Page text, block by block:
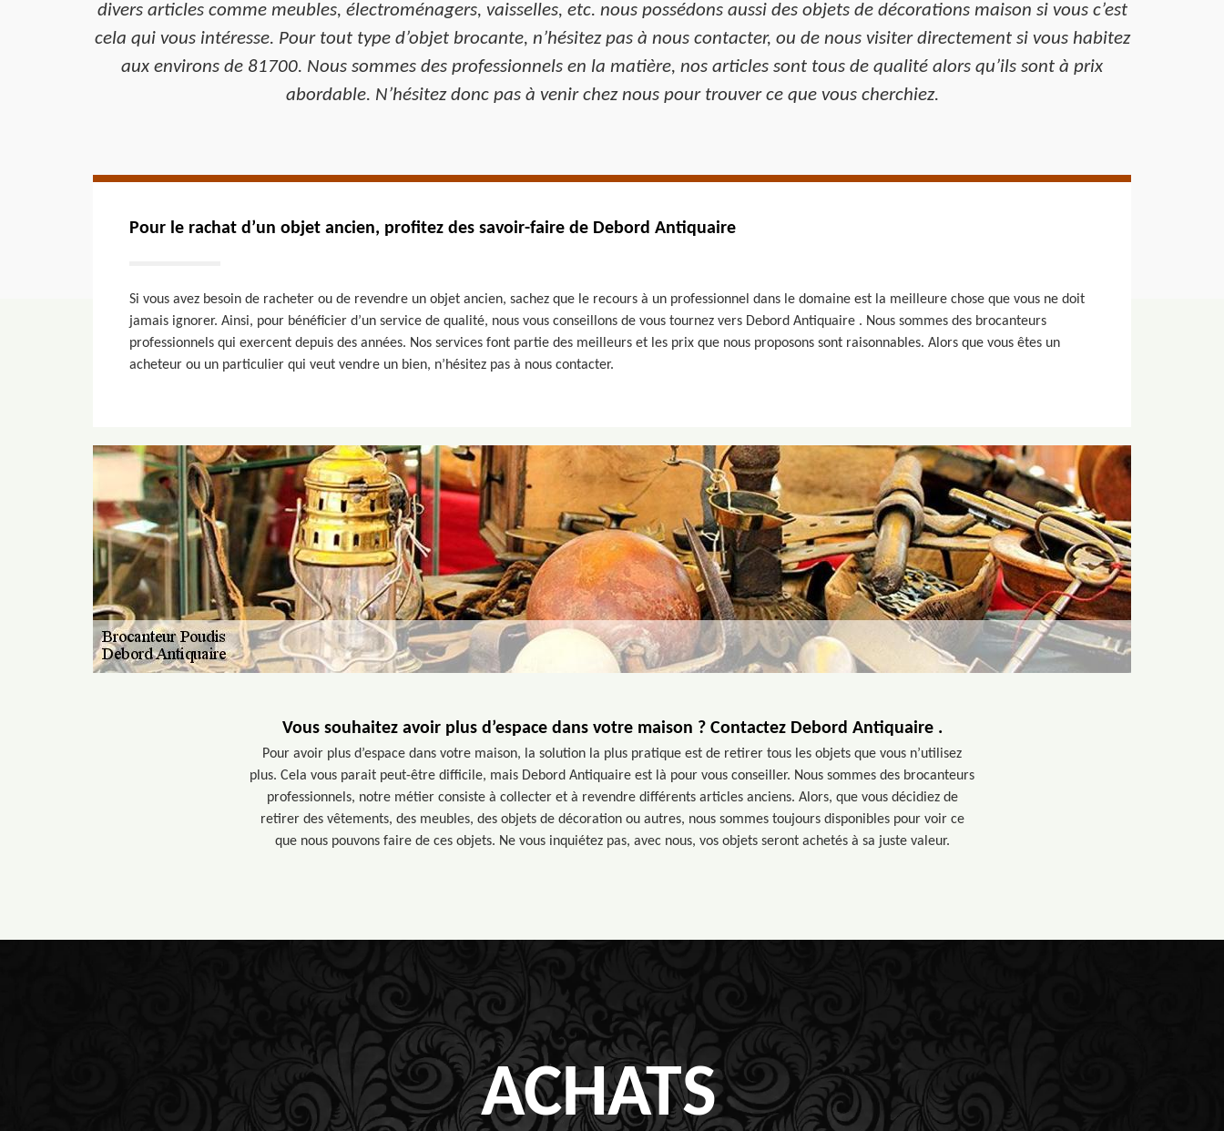
divers articles comme meubles, électroménagers, vaisselles, etc. nous possédons aussi des objets de décorations maison si vous c’est
cela qui vous intéresse. Pour tout type d’objet brocante, n’hésitez pas à nous contacter, ou de nous visiter directement si vous habitez
aux environs de 81700. Nous sommes des professionnels en la matière, nos articles sont tous de qualité alors qu’ils sont à prix
abordable. N’hésitez donc pas à venir chez nous pour trouver ce que vous cherchiez.
Pour le rachat d’un objet ancien, profitez des savoir-faire de Debord Antiquaire
Si vous avez besoin de racheter ou de revendre un objet ancien, sachez que le recours à un professionnel dans le domaine est la meilleure chose que vous ne doit
jamais ignorer. Ainsi, pour bénéficier d’un service de qualité, nous vous conseillons de vous tournez vers Debord Antiquaire . Nous sommes des brocanteurs
professionnels qui exercent depuis des années. Nos services font partie des meilleurs et les prix que nous proposons sont raisonnables. Alors que vous êtes un
acheteur ou un particulier qui veut vendre un bien, n’hésitez pas à nous contacter.
Vous souhaitez avoir plus d’espace dans votre maison ? Contactez Debord Antiquaire .
Pour avoir plus d’espace dans votre maison, la solution la plus pratique est de retirer tous les objets que vous n’utilisez
plus. Cela vous parait peut-être difficile, mais Debord Antiquaire est là pour vous conseiller. Nous sommes des brocanteurs
professionnels, notre métier consiste à collecter et à revendre différents articles anciens. Alors, que vous décidiez de
retirer des vêtements, des meubles, des objets de décoration ou autres, nous sommes toujours disponibles pour voir ce
que nous pouvons faire de ces objets. Ne vous inquiétez pas, avec nous, vos objets seront achetés à sa juste valeur.
ACHATS